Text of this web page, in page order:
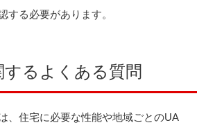
する必要があります。
るよくある質問
、住宅に必要な性能や地域ごとのUA